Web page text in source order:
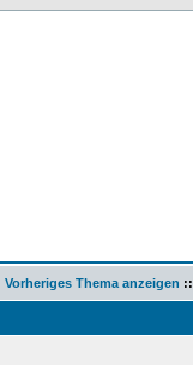
Vorheriges Thema anzeigen ::